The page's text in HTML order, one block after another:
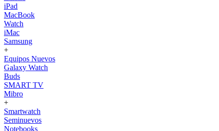
iPad
MacBook
Watch
iMac
Samsung
+
Equipos Nuevos
Galaxy Watch
Buds
SMART TV
Mibro
+
Smartwatch
Seminuevos
Notebooks